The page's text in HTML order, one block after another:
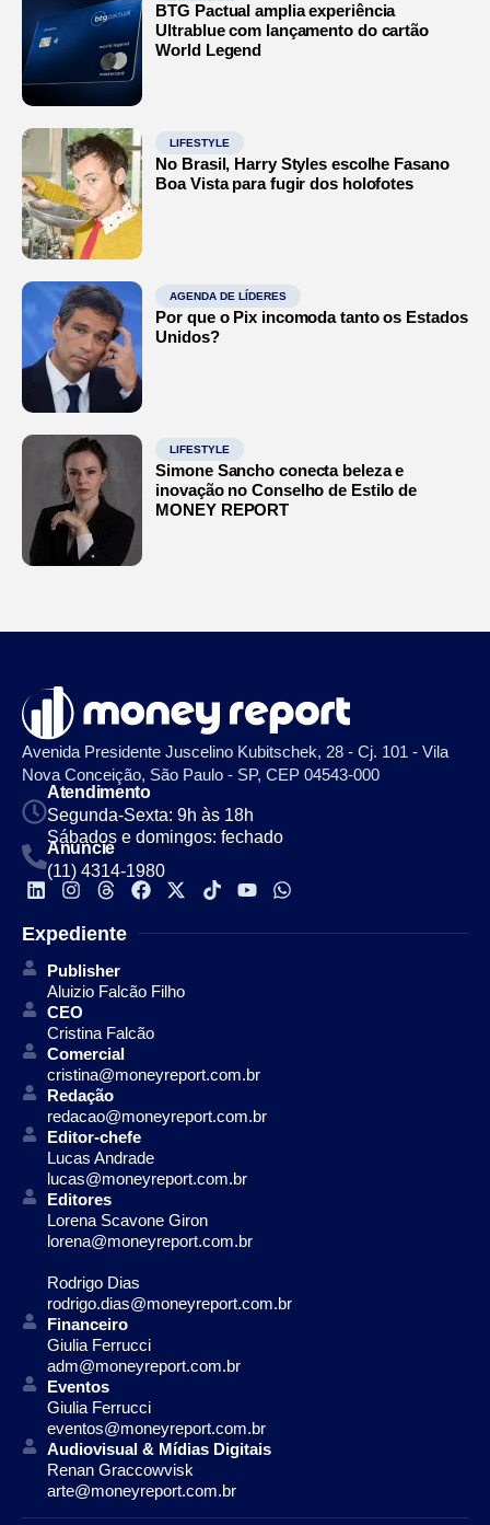
BTG Pactual amplia experiência
Ultrablue com lançamento do cartão
World Legend
LIFESTYLE
No Brasil, Harry Styles escolhe Fasano
Boa Vista para fugir dos holofotes
AGENDA DE LÍDERES
Por que o Pix incomoda tanto os Estados
Unidos?
LIFESTYLE
Simone Sancho conecta beleza e
inovação no Conselho de Estilo de
MONEY REPORT
Avenida Presidente Juscelino Kubitschek, 28 - Cj. 101 - Vila
Nova Conceição, São Paulo - SP, CEP 04543-000
Atendimento
Segunda-Sexta: 9h às 18h
Sábados e domingos: fechado
Anuncie
(11) 4314-1980
Expediente
Publisher
Aluizio Falcão Filho
CEO
Cristina Falcão
Comercial
cristina@moneyreport.com.br
Redação
redacao@moneyreport.com.br
Editor-chefe
Lucas Andrade
lucas@moneyreport.com.br
Editores
Lorena Scavone Giron
lorena@moneyreport.com.br
Rodrigo Dias
rodrigo.dias@moneyreport.com.br
Financeiro
Giulia Ferrucci
adm@moneyreport.com.br
Eventos
Giulia Ferrucci
eventos@moneyreport.com.br
Audiovisual & Mídias Digitais
Renan Graccowvisk
arte@moneyreport.com.br